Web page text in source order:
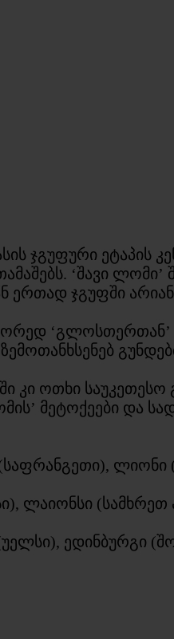
ჯგუფური ეტაპის
‘შავი ლომი’
ერთად ჯგუფში
‘გლოსთერთან’
ოთხი საუკეთესო
მეტოქეები და
ლიონი
ლაიონსი
ედინბურგი